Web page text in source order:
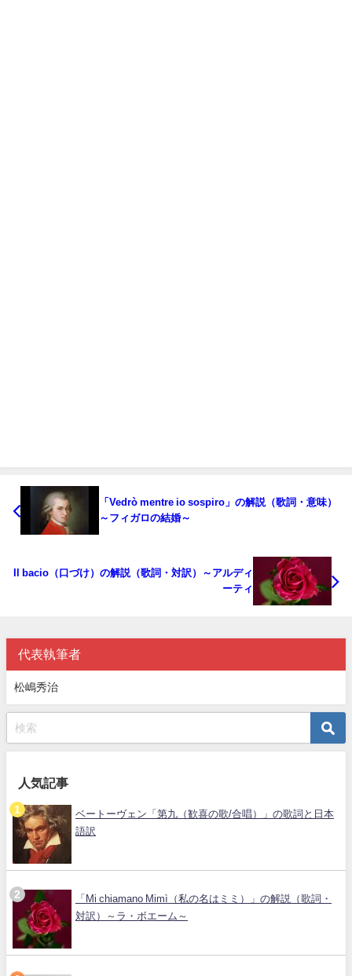
「Vedrò mentre io sospiro」の解説（歌詞・意味）
～フィガロの結婚～
Il bacio（口づけ）の解説（歌詞・対訳）～アルディ
ーティ
代表執筆者
松嶋秀治
人気記事
ベートーヴェン「第九（歓喜の歌/合唱）」の歌詞と日本
語訳
「Mi chiamano Mimì（私の名はミミ）」の解説（歌詞・
対訳）～ラ・ボエーム～